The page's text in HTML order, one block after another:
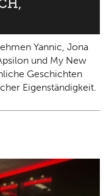
Yannic, Jona
und My New
Geschichten
Eigenständigkeit.